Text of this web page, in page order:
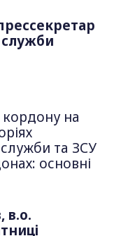
на
та ЗСУ
основні
в.о.